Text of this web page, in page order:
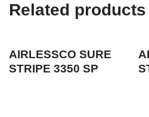
Related products
AIRLESSCO SURE
STRIPE 3350 SP